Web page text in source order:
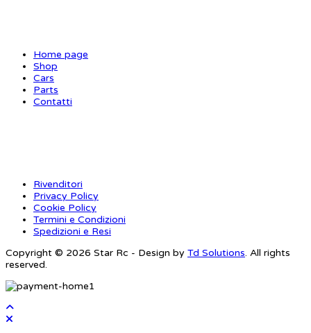
Home page
Shop
Cars
Parts
Contatti
Rivenditori
Privacy Policy
Cookie Policy
Termini e Condizioni
Spedizioni e Resi
Copyright © 2026 Star Rc - Design by Td Solutions. All rights
reserved.